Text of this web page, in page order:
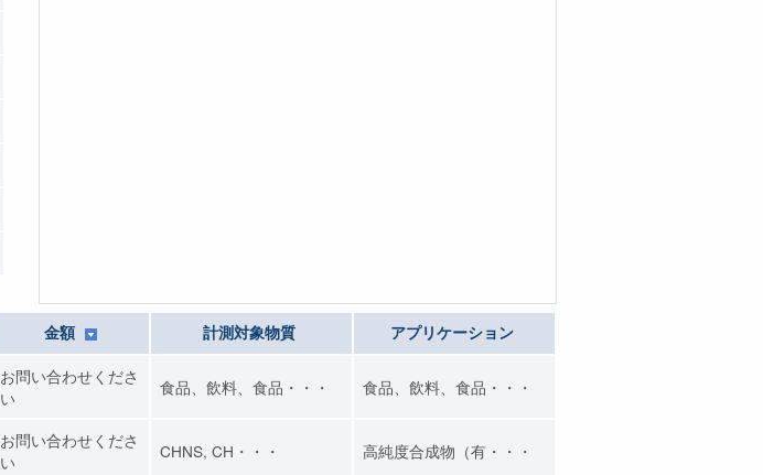
金額 計測対象物質 アプリケーション
お問い合わせくださ
い
食品、飲料、食品・・・ 食品、飲料、食品・・・
お問い合わせくださ
い
CHNS, CH・・・ 高純度合成物（有・・・